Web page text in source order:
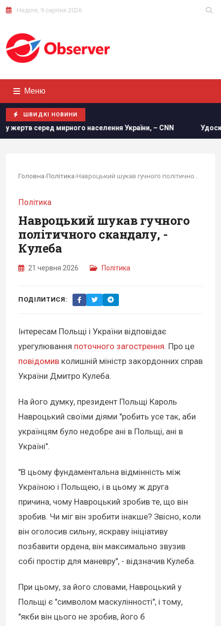
Неділя, 9 серпня 2026
Меню
ШВИДКІ НОВИНИ
України, – CNN Удосконалені "Герані" ворога:
Головна›Політика›
Політика
Навроцький шукав гучного
політичного скандалу, -
Кулеба
21 червня 2026 Політика
ПОДІЛИТИСЯ:
Інтересам Польщі і України відповідає
урегулювання поточного загострення. Про це
повідомив колишній міністр закордонних справ
України Дмитро Кулеба.
На його думку, президент Польщі Кароль
Навроцький своїми діями "робить усе так, аби
українцям було недобре ані в Польщі, ані в
Україні".
"В цьому фундаментальна відмінність між
Україною і Польщею, і в цьому ж друга
причина, чому Навроцький зробив те, що він
зробив. Чи міг він зробити інакше? Звісно, коли
він оголосив сильну, яскраву ініціативу
позбавити ордена, він максимально звузив
собі простір для маневру", - відзначив Кулеба.
При цьому, за його словами, Навроцький у
Польщі є "символом маскулінності", і тому,
"якби він цього не зробив, його б